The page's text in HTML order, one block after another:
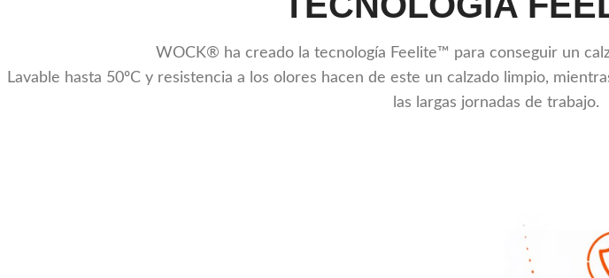
WOCK® ha creado la tecnología Feelite™ para conseguir un
Lavable hasta 50ºC y resistencia a los olores hacen de este un calzado limpio,
las largas jornadas de trabajo.